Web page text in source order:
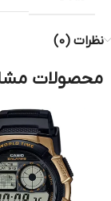
نظرات (0)
محصولات